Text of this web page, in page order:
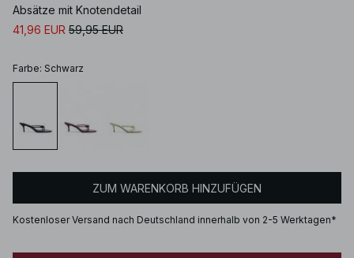
Absätze mit Knotendetail
41,96 EUR 59,95 EUR
Farbe: Schwarz
ZUM WARENKORB HINZUFÜGEN
Kostenloser Versand nach Deutschland innerhalb von 2-5 Werktagen*